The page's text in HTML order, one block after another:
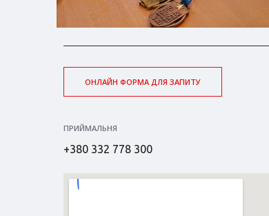
ОНЛАЙН ФОРМА ДЛЯ ЗАПИТУ
ПРИЙМАЛЬНЯ
+380 332 778 300